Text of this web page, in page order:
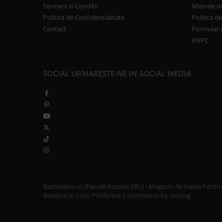
Termeni si Conditii
Politica de Confidentialitate
Contact
Metode
Politica
Formular
ANPC
SOCIAL URMARESTE-NE IN SOCIAL MEDIA
Bestmama.ro (Fascell Recobo SRL) - Magazin de Haine Pentru
Bebelusi si Copii Platforma E-commerce by Gomag